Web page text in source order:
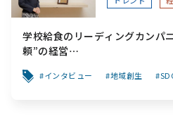
学校給食のリーディングカンパ
頼”の経営
へ繋ぐ挑戦～
インタビュー 地域創生